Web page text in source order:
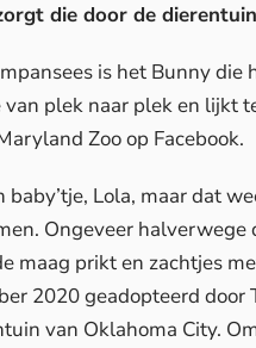
die door de
is het Bunny
van plek naar plek en lijkt
Zoo op Facebook.
Lola, maar dat
Ongeveer
maag prikt en zachtjes
2020 geadopteerd
van Oklahoma City.